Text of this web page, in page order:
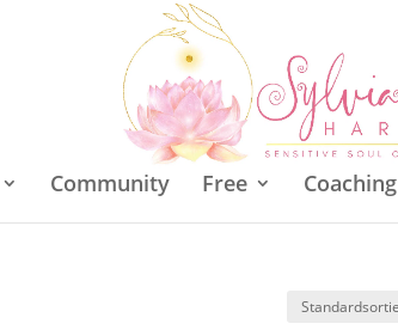
Community Free Coaching